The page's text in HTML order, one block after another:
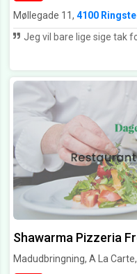
Møllegade 11, 4100
Jeg vil bare lige sige tak
Shawarma Pizzeria
Madudbringning, A La